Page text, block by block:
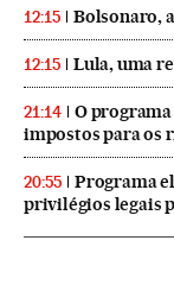
12:15 Bolsonaro,
12:15 Lula, uma
21:14
O
impostos para os
20:55
Programa
privilégios legais